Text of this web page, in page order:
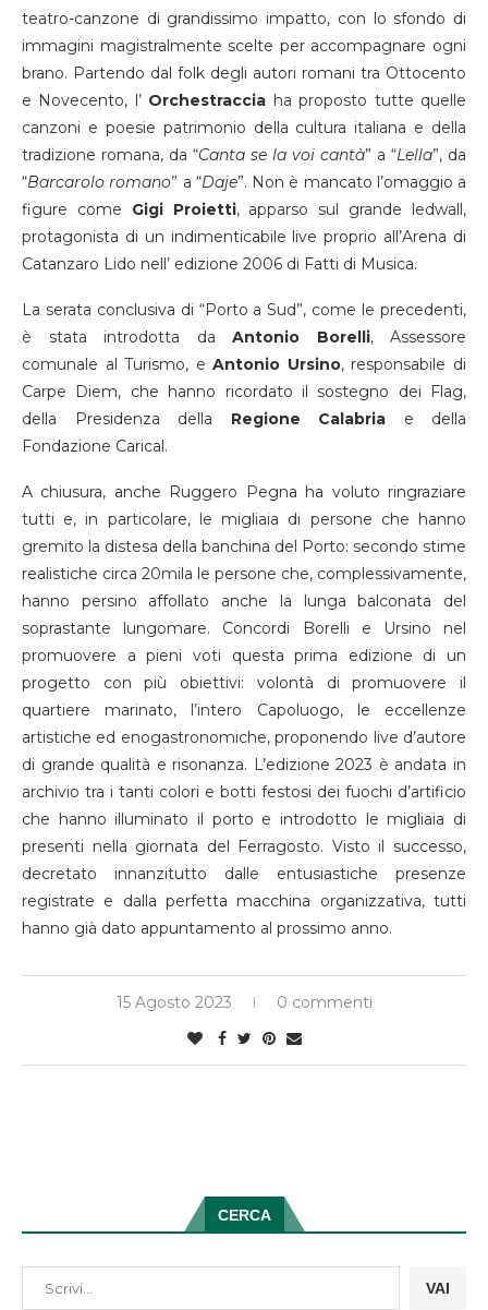
teatro-canzone di grandissimo impatto, con lo sfondo di
immagini magistralmente scelte per accompagnare ogni
brano. Partendo dal folk degli autori romani tra Ottocento
e Novecento, l’ Orchestraccia ha proposto tutte quelle
canzoni e poesie patrimonio della cultura italiana e della
tradizione romana, da “Canta se la voi cantà” a “Lella”, da
“Barcarolo romano” a “Daje”. Non è mancato l’omaggio a
figure come Gigi Proietti, apparso sul grande ledwall,
protagonista di un indimenticabile live proprio all’Arena di
Catanzaro Lido nell’ edizione 2006 di Fatti di Musica.
La serata conclusiva di “Porto a Sud”, come le precedenti,
è stata introdotta da Antonio Borelli, Assessore
comunale al Turismo, eAntonio Ursino, responsabile di
Carpe Diem, che hanno ricordato il sostegno dei Flag,
della Presidenza della Regione Calabria e della
Fondazione Carical.
A chiusura, anche Ruggero Pegna ha voluto ringraziare
tutti e, in particolare, le migliaia di persone che hanno
gremito la distesa della banchina del Porto: secondo stime
realistiche circa 20mila le persone che, complessivamente,
hanno persino affollato anche la lunga balconata del
soprastante lungomare. Concordi Borelli e Ursino nel
promuovere a pieni voti questa prima edizione di un
progetto con più obiettivi: volontà di promuovere il
quartiere marinato, l’intero Capoluogo, le eccellenze
artistiche ed enogastronomiche, proponendo live d’autore
di grande qualità e risonanza. L’edizione 2023 è andata in
archivio tra i tanti colori e botti festosi dei fuochi d’artificio
che hanno illuminato il porto e introdotto le migliaia di
presenti nella giornata del Ferragosto. Visto il successo,
decretato innanzitutto dalle entusiastiche presenze
registrate e dalla perfetta macchina organizzativa, tutti
hanno già dato appuntamento al prossimo anno.
15 Agosto 2023 0 commenti
CERCA
VAI